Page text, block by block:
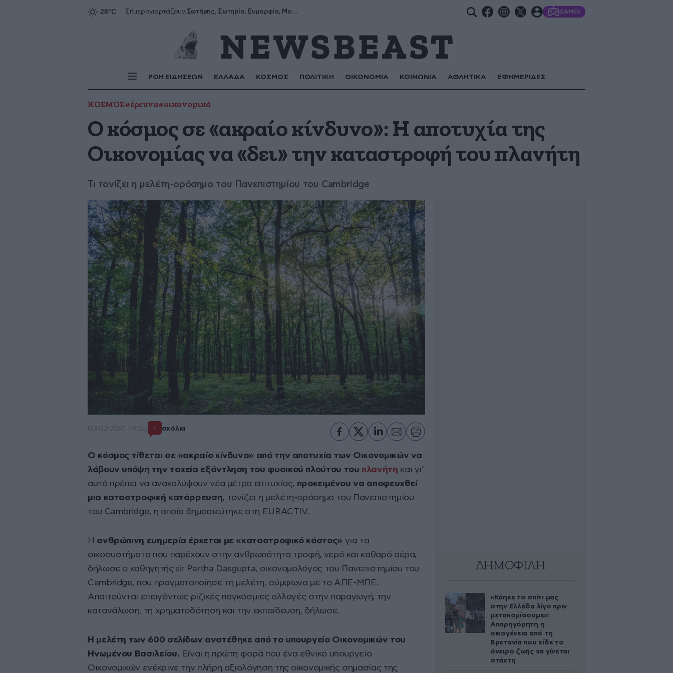
Σήμεραγιορτάζουν: Σωτήρης, Σωτηρία, Ευμορφία, Μορφούλα GAMES
ΡΟΗ ΕΙΔΗΣΕΩΝ ΕΛΛΑΔΑ ΚΟΣΜΟΣ ΠΟΛΙΤΙΚΗ ΟΙΚΟΝΟΜΙΑ ΚΟΙΝΩΝΙΑ ΑΘΛΗΤΙΚΑ ΕΦΗΜΕΡΙΔΕΣ
ΚΟΣΜΟΣ#έρευνα#οικονομικά
Ο κόσμος σε «ακραίο κίνδυνο»: Η αποτυχία της
Οικονομίας να «δει» την καταστροφή του πλανήτη
Τι τονίζει η μελέτη-ορόσημο του Πανεπιστημίου του Cambridge
03·02·2021 19:55 1 σχόλια
Ο κόσμος τίθεται σε «ακραίο κίνδυνο» από την αποτυχία των Οικονομικών να
λάβουν υπόψη την ταχεία εξάντληση του φυσικού πλούτου του πλανήτη και γι’
αυτό πρέπει να ανακαλύψουν νέα μέτρα επιτυχίας, προκειμένου να αποφευχθεί
μια καταστροφική κατάρρευση, τονίζει η μελέτη-ορόσημο του Πανεπιστημίου
του Cambridge, η οποία δημοσιεύτηκε στη EURACTIV.
Η ανθρώπινη ευημερία έρχεται με «καταστροφικό κόστος» για τα
οικοσυστήματα που παρέχουν στην ανθρωπότητα τροφή, νερό και καθαρό αέρα,
δήλωσε ο καθηγητής sir Partha Dasgupta, οικονομολόγος του Πανεπιστημίου του
Cambridge, που πραγματοποίησε τη μελέτη, σύμφωνα με το ΑΠΕ-ΜΠΕ.
Απαιτούνται επειγόντως ριζικές παγκόσμιες αλλαγές στην παραγωγή, την
κατανάλωση, τη χρηματοδότηση και την εκπαίδευση, δήλωσε.
Η μελέτη των 600 σελίδων ανατέθηκε από το υπουργείο Οικονομικών του
Ηνωμένου Βασιλείου. Είναι η πρώτη φορά που ένα εθνικό υπουργείο
Οικονομικών ενέκρινε την πλήρη αξιολόγηση της οικονομικής σημασίας της
ΔΗΜΟΦΙΛΗ
«Κάηκε το σπίτι μας
στην Ελλάδα λίγο πριν
μετακομίσουμε»:
Απαρηγόρητη η
οικογένεια από τη
Βρετανία που είδε το
όνειρο ζωής να γίνεται
στάχτη